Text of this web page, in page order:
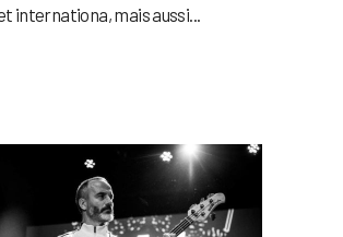
internationa, mais aussi...